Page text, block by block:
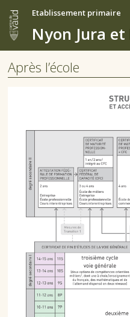
Etablissement primaire
Nyon Jura
Après l’école